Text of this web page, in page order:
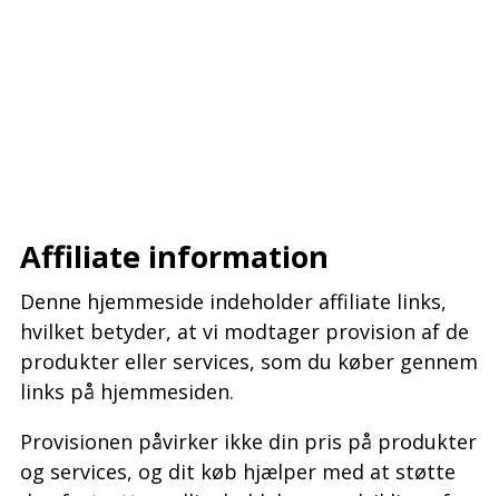
Affiliate information
Denne hjemmeside indeholder affiliate links,
hvilket betyder, at vi modtager provision af de
produkter eller services, som du køber gennem
links på hjemmesiden.
Provisionen påvirker ikke din pris på produkter
og services, og dit køb hjælper med at støtte